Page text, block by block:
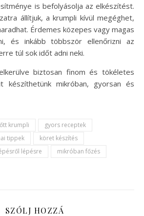
is befolyásolja az elkészítést.
állítjuk, a krumpli kívül megéghet,
Érdemes közepes vagy magas
és inkább többször ellenőrizni az
túl sok időt adni neki.
biztosan finom és tökéletes
készíthetünk mikróban, gyorsan és
krumpli
gyors receptek
tippek
köret készítés
lépésre
mikróban főzés
SZÓLJ HOZZÁ